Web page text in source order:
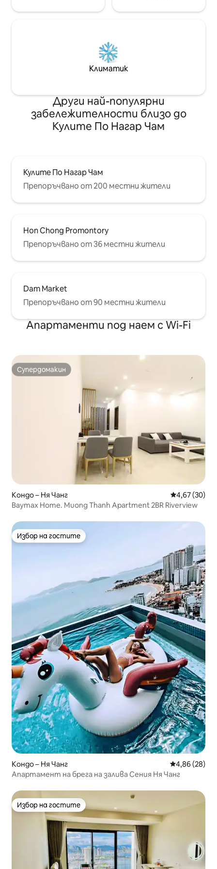
Климатик
Други най-популярни
забележителности близо до
Кулите По Нагар Чам
Кулите По Нагар Чам
Препоръчвано от 200 местни жители
Hon Chong Promontory
Препоръчвано от 36 местни жители
Dam Market
Препоръчвано от 90 местни жители
Апартаменти под наем с Wi-Fi
Супердомакин
Супердомакин
Кондо – Ня Чанг Средна
4,67 (30)
Baymax Home. Muong Thanh Apartment 2BR Riverview
Избор на гостите
Избор на гостите
Кондо – Ня Чанг Средна
4,86 (28)
Апартамент на брега на залива Сения Ня Чанг
Избор на гостите
Избор на гостите